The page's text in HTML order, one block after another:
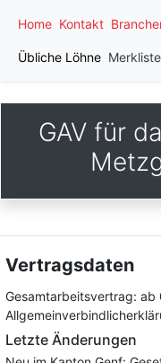
Home Kontakt
Übliche Löhne Merkliste
GAV für
Vertragsdaten
Gesamtarbeitsvertrag: ab
Letzte Änderungen